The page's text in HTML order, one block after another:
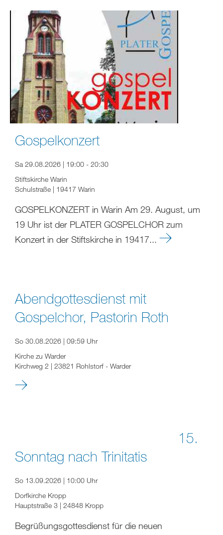
Gospelkonzert
Sa 29.08.2026 | 19:00 - 20:30
Stiftskirche Warin
Schulstraße | 19417 Warin
GOSPELKONZERT in Warin Am 29. August, um
19 Uhr ist der PLATER GOSPELCHOR zum
Konzert in der Stiftskirche in 19417...
Abendgottesdienst mit
Gospelchor, Pastorin Roth
So 30.08.2026 | 09:59 Uhr
Kirche zu Warder
Kirchweg 2 | 23821 Rohlstorf - Warder
15.
Sonntag nach Trinitatis
So 13.09.2026 | 10:00 Uhr
Dorfkirche Kropp
Hauptstraße 3 | 24848 Kropp
Begrüßungsgottesdienst für die neuen